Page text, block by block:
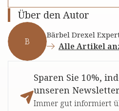
Über den Autor
B
Bärbel Drexel
Alle Artikel
Sparen Sie 10%,
unseren
Immer gut informiert